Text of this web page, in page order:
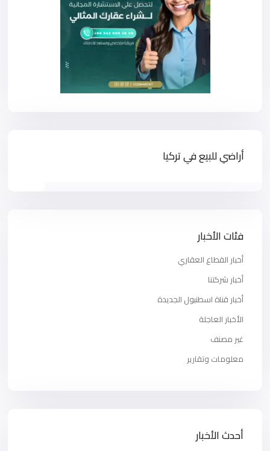
أراضي للبيع في تركيا
فئات الأخبار
أخبار القطاع العقاري
أخبار شركتنا
أخبار قناة اسطنبول الجديدة
الأخبار العاجلة
غير مصنف
معلومات وتقارير
أحدث الأخبار